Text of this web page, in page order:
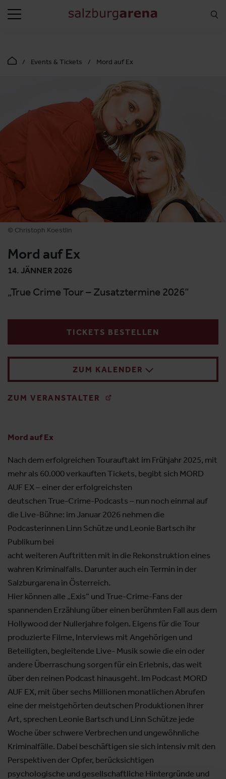
Events & Tickets Mord auf Ex
© Christoph Koestlin
Mord auf Ex
14. JÄNNER 2026
„True Crime Tour – Zusatztermine 2026“
TICKETS BESTELLEN
ZUM KALENDER
ZUM VERANSTALTER
Mord auf Ex
Nach dem erfolgreichen Tourauftakt im Frühjahr 2025, mit
mehr als 60.000 verkauften Tickets, begibt sich MORD
AUF EX – einer der erfolgreichsten
deutschen True-Crime-Podcasts – nun noch einmal auf
die Live-Bühne: im Januar 2026 nehmen die
Podcasterinnen Linn Schütze und Leonie Bartsch ihr
Publikum bei
acht weiteren Auftritten mit in die Rekonstruktion eines
wahren Kriminalfalls. Darunter auch ein Termin in der
Salzburgarena in Österreich.
Hier können alle „Exis“ und True-Crime-Fans der
spannenden Erzählung über einen berühmten Fall aus dem
Hollywood der Nullerjahre folgen. Eigens für die Tour
produzierte Filme, Interviews mit Angehörigen und
Beteiligten, begleitende Live- Musik sowie die ein oder
andere Überraschung sorgen für ein Erlebnis, das weit
über den reinen Podcast hinausgeht. Im Podcast MORD
AUF EX, mit über sechs Millionen monatlichen Abrufen
eine der meistgehörten deutschen Produktionen ihrer
Art, sprechen Leonie Bartsch und Linn Schütze jede
Woche über schwere Verbrechen und ungewöhnliche
Kriminalfälle. Dabei beschäftigen sie sich intensiv mit den
Perspektiven der Opfer, berücksichtigen
psychologische und gesellschaftliche Hintergründe und